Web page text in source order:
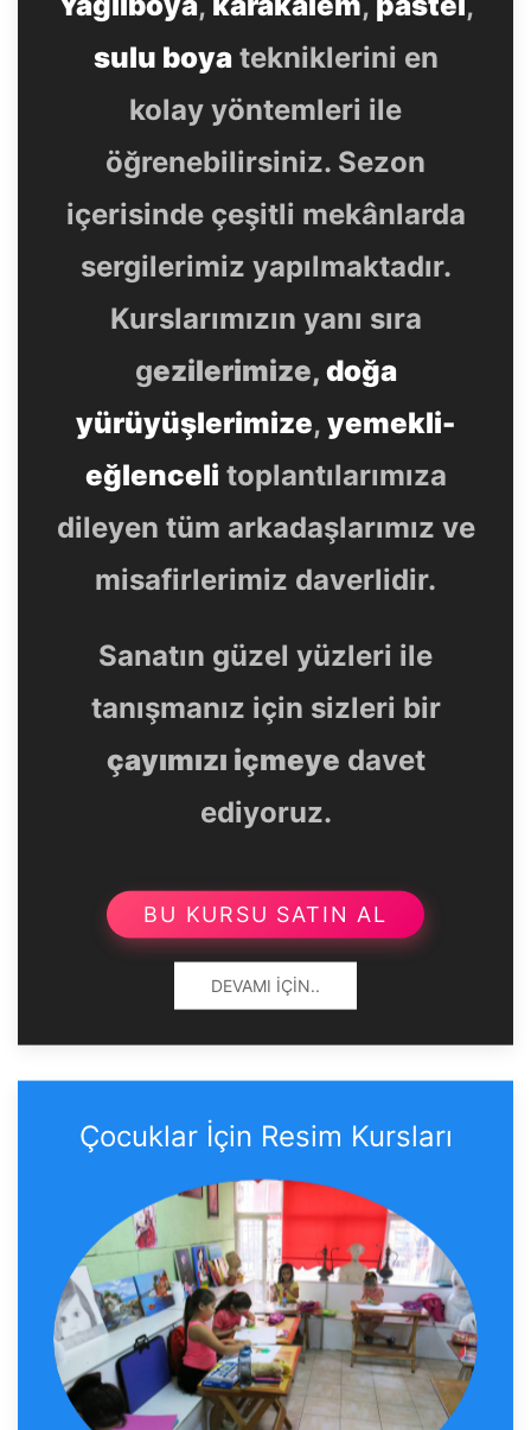
sulu boyatekniklerini en
kolay yöntemleri ile
öğrenebilirsiniz. Sezon
içerisinde çeşitli mekânlarda
sergilerimiz yapılmaktadır.
Kurslarımızın yanı sıra
gezilerimize, doğa
yürüyüşlerimize, yemekli-
eğlenceli toplantılarımıza
dileyen tüm arkadaşlarımız ve
misafirlerimiz daverlidir.
Sanatın güzel yüzleri ile
tanışmanız için sizleri bir
çayımızı içmeye davet
ediyoruz.
BU KURSU SATIN AL
DEVAMI İÇIN..
Çocuklar İçin Resim Kursları